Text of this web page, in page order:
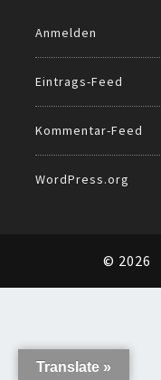
Anmelden
Eintrags-Feed
Kommentar-Feed
WordPress.org
© 2026
Translate »